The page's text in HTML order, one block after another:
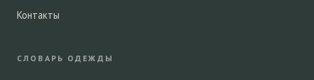
Контакты
СЛОВАРЬ ОДЕЖДЫ